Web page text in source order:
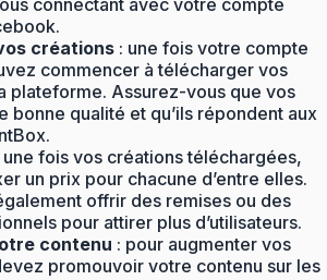
créations : une fois votre compte
commencer à télécharger vos
plateforme. Assurez-vous que vos
bonne qualité et qu’ils répondent aux
une fois vos créations téléchargées,
un prix pour chacune d’entre elles.
offrir des remises ou des
pour attirer plus d’utilisateurs.
contenu : pour augmenter vos
promouvoir votre contenu sur les